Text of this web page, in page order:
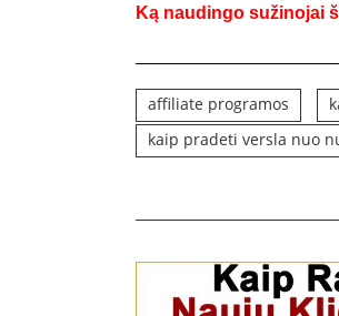
Ką naudingo sužinojai
affiliate programos
kaip pradeti versla nuo